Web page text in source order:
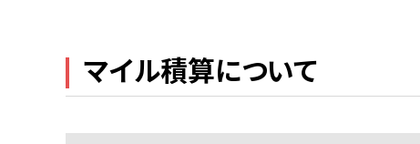
マイル積算について